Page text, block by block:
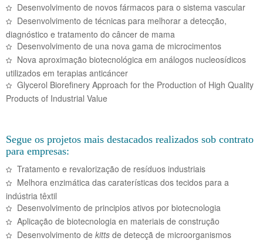
Desenvolvimento de novos fármacos para o sistema vascular
Desenvolvimento de técnicas para melhorar a detecção,
diagnóstico e tratamento do câncer de mama
Desenvolvimento de una nova gama de microcimentos
Nova aproximação biotecnológica em análogos nucleosídicos
utilizados em terapias anticáncer
Glycerol Biorefinery Approach for the Production of High Quality
Products of Industrial Value
Segue os projetos mais destacados realizados sob contrato
para empresas:
Tratamento e revalorização de resíduos industriais
Melhora enzimática das caraterísticas dos tecidos para a
indústria têxtil
Desenvolvimento de principios ativos por biotecnologia
Aplicação de biotecnologia en materiais de construção
Desenvolvimento de kitts de detecçã de microorganismos